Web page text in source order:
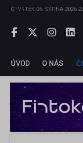
ČTVRTEK 06. SRPNA 2026
ÚVOD O NÁS